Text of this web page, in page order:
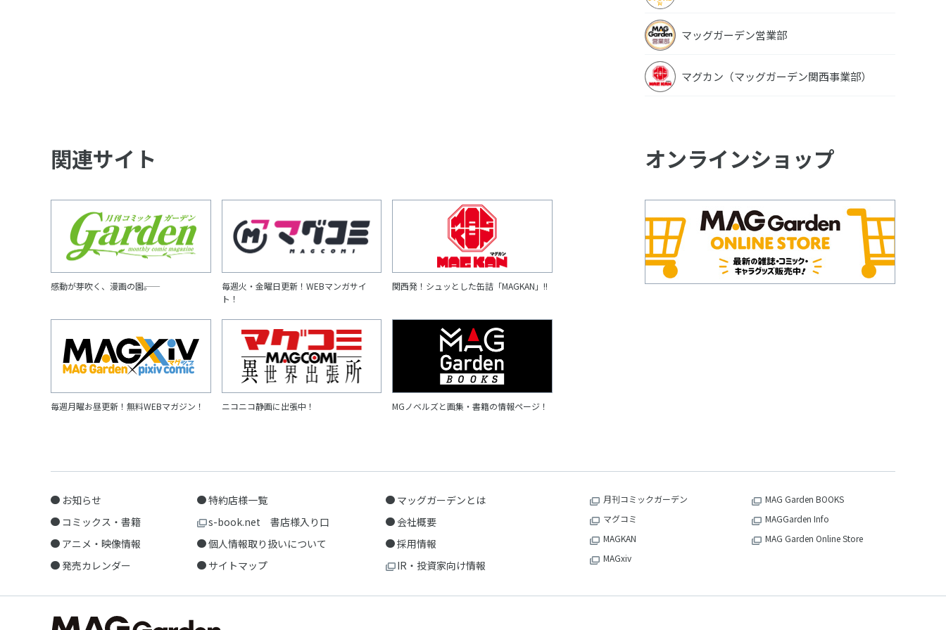
マッグガーデン営業部
マグカン（マッグガーデン関西事業部）
関連サイト
感動が芽吹く、漫画の園――。
毎週火・金曜日更新！WEBマンガサイ
ト！
関西発！シュッとした缶詰「MAGKAN」!!
毎週月曜お昼更新！無料WEBマガジン！ ニコニコ静画に出張中！ MGノベルズと画集・書籍の情報ページ！
オンラインショップ
お知らせ
コミックス・書籍
アニメ・映像情報
発売カレンダー
特約店様一覧
s-book.net 書店様入り口
個人情報取り扱いについて
サイトマップ
マッグガーデンとは
会社概要
採用情報
IR・投資家向け情報
月刊コミックガーデン
マグコミ
MAGKAN
MAGxiv
MAG Garden BOOKS
MAGGarden Info
MAG Garden Online Store